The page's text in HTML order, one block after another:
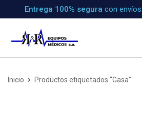
Entrega 100% segura con
Inicio Productos etiquetados “Gasa”